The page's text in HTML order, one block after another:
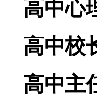
高中心
高中校
高中主